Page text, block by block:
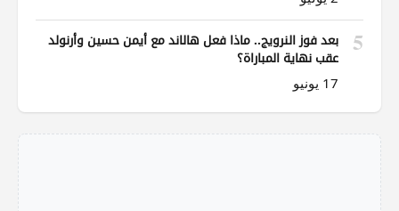
5
بعد فوز النرويج.. ماذا فعل هالاند مع أيمن حسين وأرنولد
عقب نهاية المباراة؟
17 يونيو